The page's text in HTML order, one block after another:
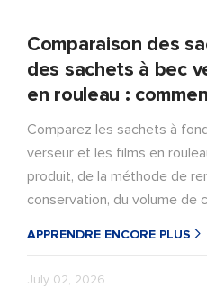
Comparaison des
des sachets à bec
en rouleau :
emballage souple
Comparez les sachets à
verseur et les films en
produit, de la méthode de
conservation, du volume de
APPRENDRE ENCORE PLUS
July 02, 2026